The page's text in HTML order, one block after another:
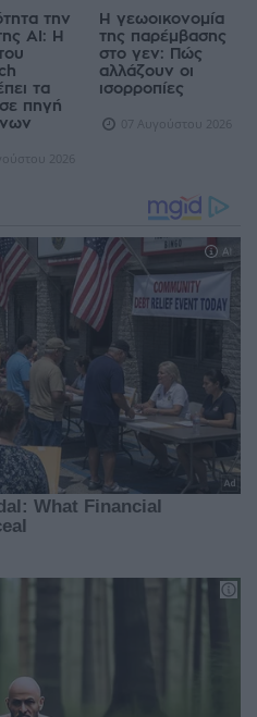
την
AI: Η
τα
πηγή
2026
Η γεωοικονομία
της παρέμβασης
στο γεν: Πώς
αλλάζουν οι
ισορροπίες
07 Αυγούστου 2026